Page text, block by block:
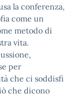
la conferenza,
come un
metodo di
vita.
per
che ci soddisfi
che dicono